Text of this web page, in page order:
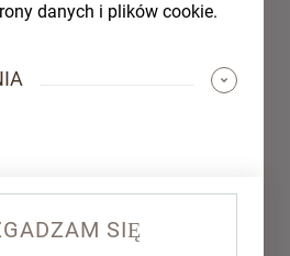
danych i plików cookie.
SIĘ
I